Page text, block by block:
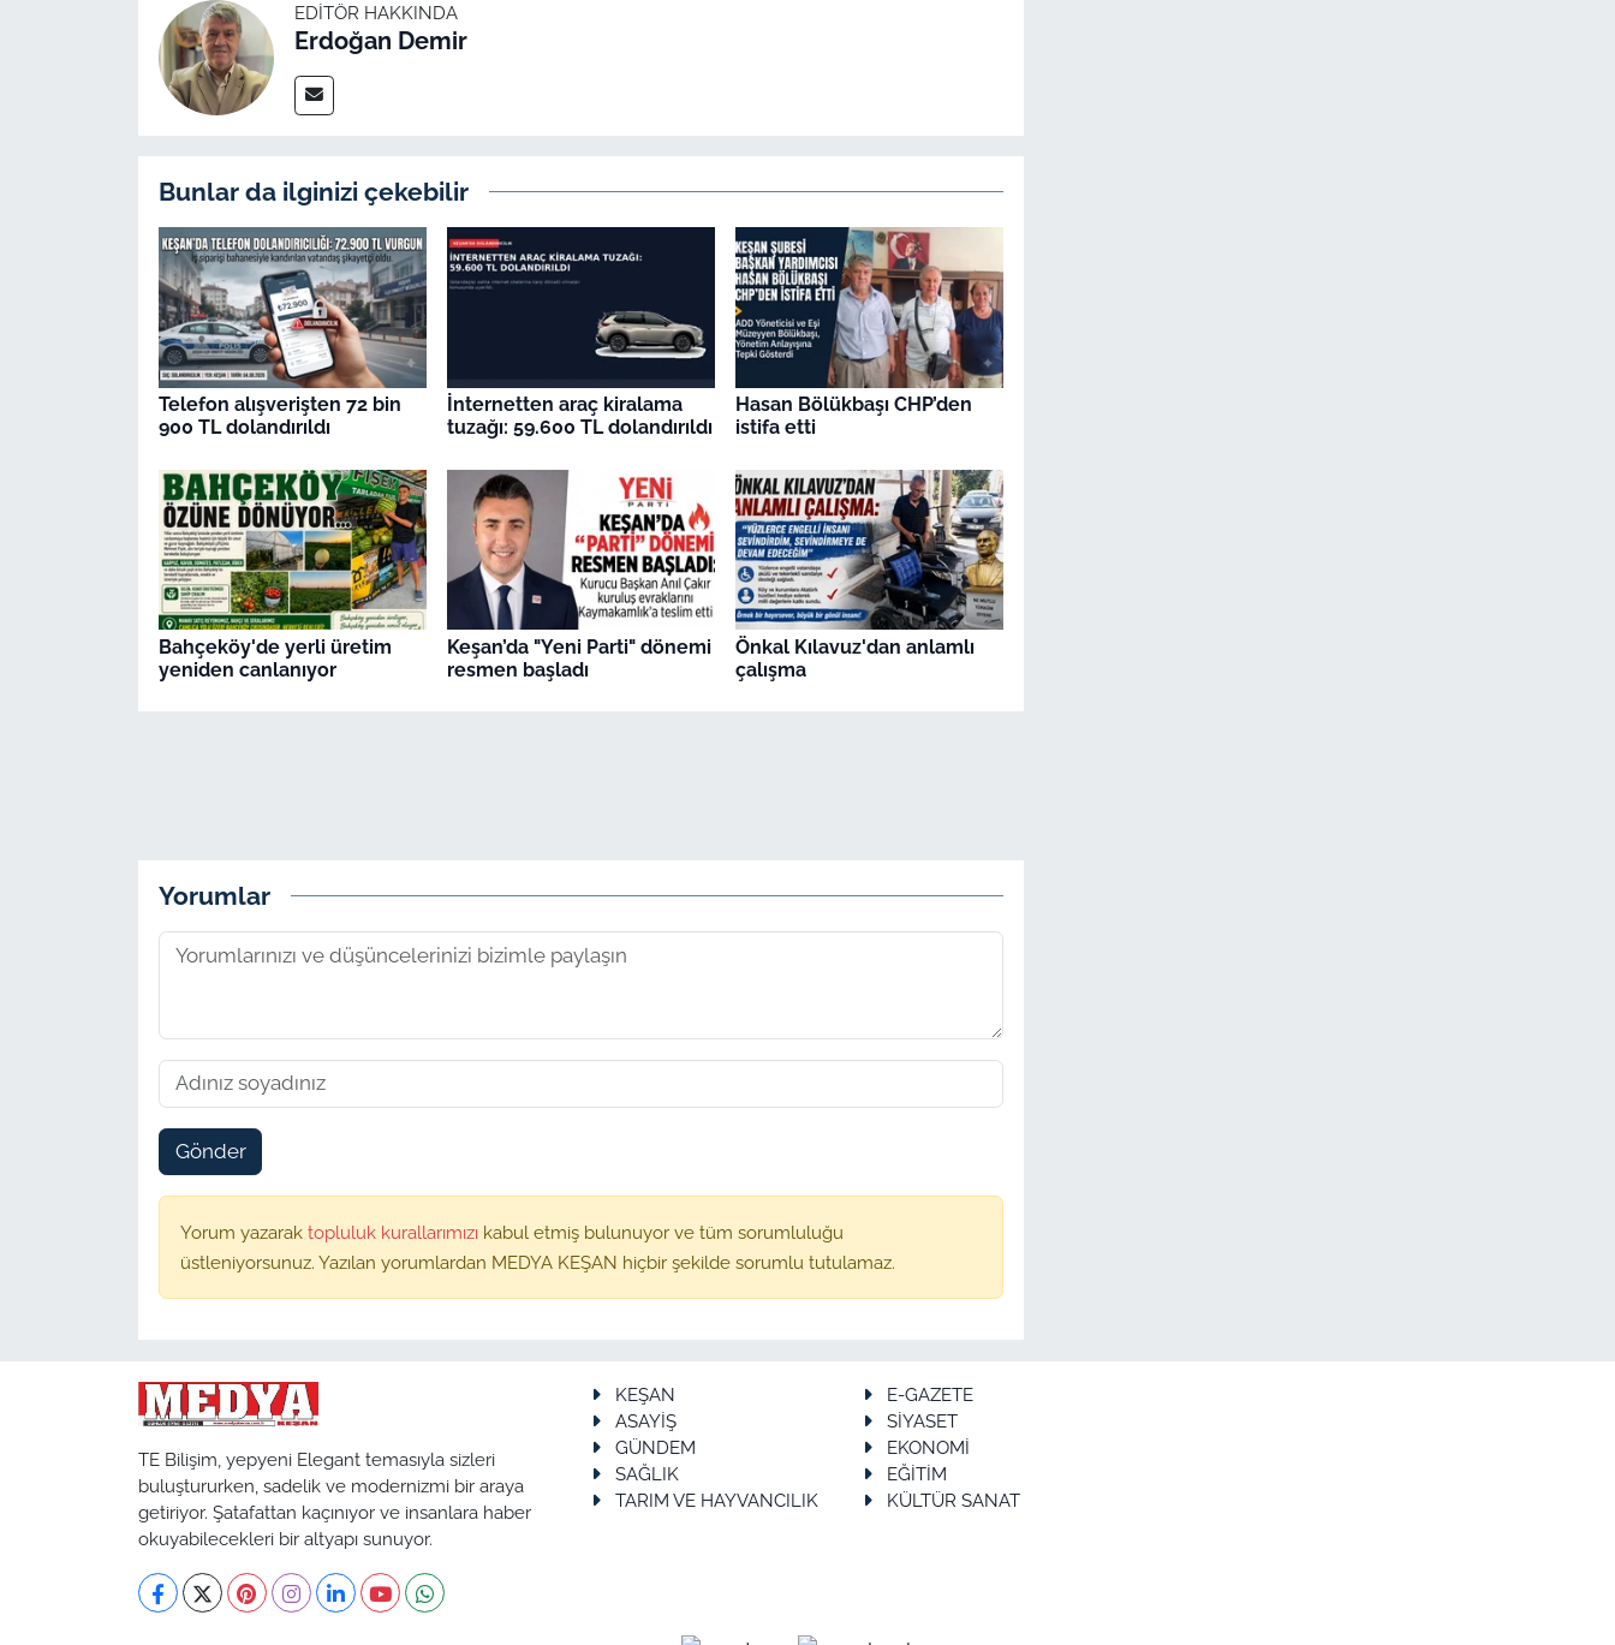
EDITÖR HAKKINDA
Erdoğan Demir
Bunlar da ilginizi çekebilir
Telefon alışverişten 72 bin
900 TL dolandırıldı
İnternetten araç kiralama
tuzağı: 59.600 TL dolandırıldı
Hasan Bölükbaşı CHP’den
istifa etti
Bahçeköy'de yerli üretim
yeniden canlanıyor
Keşan’da "Yeni Parti" dönemi
resmen başladı
Önkal Kılavuz'dan anlamlı
çalışma
Yorumlar
Gönder
Yorum yazarak topluluk kurallarımızı kabul etmiş bulunuyor ve tüm sorumluluğu
üstleniyorsunuz. Yazılan yorumlardan MEDYA KEŞAN hiçbir şekilde sorumlu tutulamaz.
TE Bilişim, yepyeni Elegant temasıyla sizleri
buluştururken, sadelik ve modernizmi bir araya
getiriyor. Şatafattan kaçınıyor ve insanlara haber
okuyabilecekleri bir altyapı sunuyor.
KEŞAN
E-GAZETE
ASAYİŞ
SİYASET
GÜNDEM
EKONOMİ
SAĞLIK
EĞİTİM
TARIM VE HAYVANCILIK
KÜLTÜR SANAT